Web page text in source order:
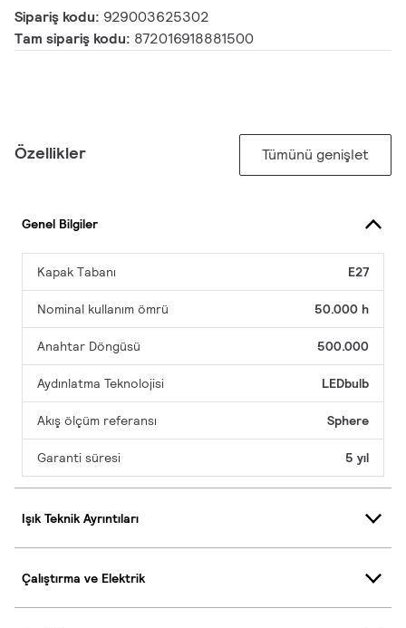
Sipariş kodu: 929003625302
Tam sipariş kodu: 872016918881500
Özellikler Tümünü genişlet
Genel Bilgiler
Kapak Tabanı E27
Nominal kullanım ömrü 50.000 h
Anahtar Döngüsü 500.000
Aydınlatma Teknolojisi LEDbulb
Akış ölçüm referansı Sphere
Garanti süresi 5 yıl
Işık Teknik Ayrıntıları
Çalıştırma ve Elektrik